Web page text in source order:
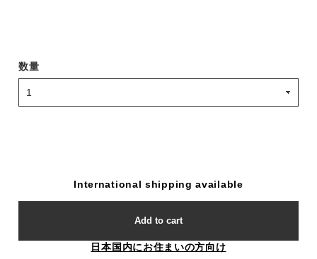
数量
International shipping available
Add to cart
日本国内にお住まいの方向け